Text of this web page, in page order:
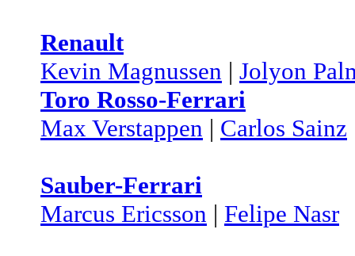
Renault
Kevin Magnussen | Jolyon
Toro Rosso-Ferrari
Max Verstappen | Carlos Sainz
Sauber-Ferrari
Marcus Ericsson | Felipe Nasr